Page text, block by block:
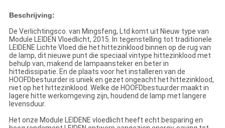
Beschrijving:
De Verlichtingsco. van Mingsfeng, Ltd komt uit Nieuw type van
Module LEIDEN Vloedlicht, 2015. In tegenstelling tot traditionele
LEIDENE Lichte Vloed die het hittezinklood binnen op de rug van
de lamp, dit nieuwe punt die speciaal vintype hittezinklood met
behulp van, makend de lampaansteker en beter in
hittedissipatie. En de plaats voor het installeren van de
HOOFDbestuurder is uniek en gezet ongeacht het hittezinklood,
niet op het hittezinklood. Welke de HOOFDbestuurder maakt in
lagere hitte werkomgeving zijn, houdend de lamp met langere
levensduur.
Het onze Module LEIDENE vloedlicht heeft echt besparing en